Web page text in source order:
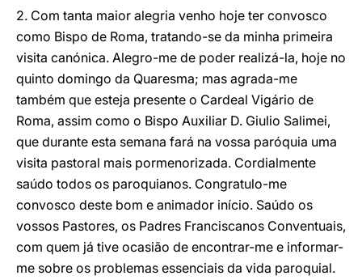
2. Com tanta maior alegria venho hoje ter convosco
como Bispo de Roma, tratando-se da minha primeira
visita canónica. Alegro-me de poder realizá-la, hoje no
quinto domingo da Quaresma; mas agrada-me
também que esteja presente o Cardeal Vigário de
Roma, assim como o Bispo Auxiliar D. Giulio Salimei,
que durante esta semana fará na vossa paróquia uma
visita pastoral mais pormenorizada. Cordialmente
saúdo todos os paroquianos. Congratulo-me
convosco deste bom e animador início. Saúdo os
vossos Pastores, os Padres Franciscanos Conventuais,
com quem já tive ocasião de encontrar-me e informar-
me sobre os problemas essenciais da vida paroquial.